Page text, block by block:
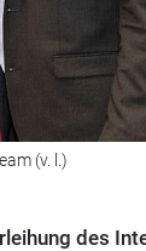
(v. l.)
des